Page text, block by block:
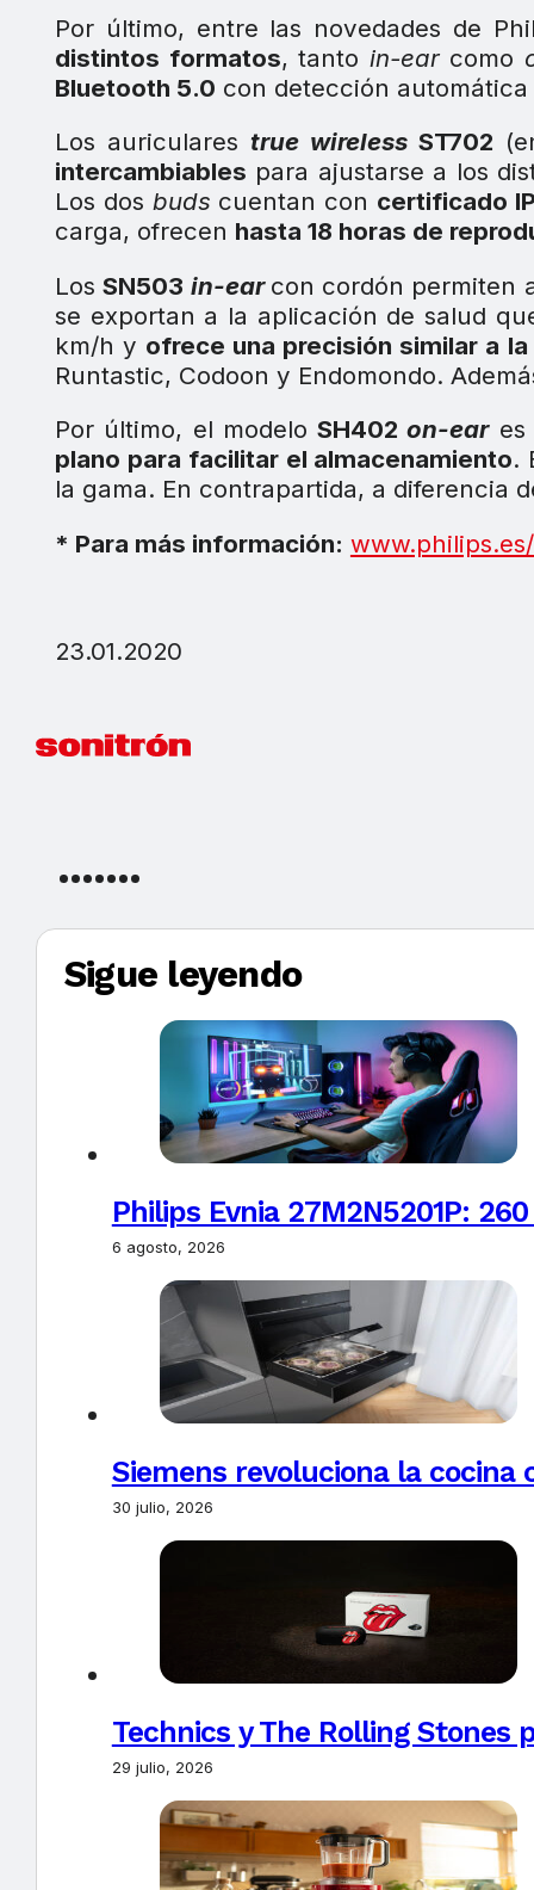
Por último, entre las novedades de
distintos formatos, tanto in-earcomo
Bluetooth 5.0 con detección
Los auriculares true wirelessST702
intercambiables para ajustarse a los
Los dos buds cuentan con certificado
carga, ofrecen hasta 18 horas de
LosSN503 in-ear con cordón permiten
se exportan a la aplicación de salud
km/h y ofrece una precisión similar a
Runtastic, Codoon y Endomondo.
Por último, el modelo SH402on-eares
plano para facilitar el almacenamiento.
la gama. En contrapartida, a diferencia
* Para más información:
23.01.2020
Sigue leyendo
Philips Evnia 27M2N5201P:
6 agosto, 2026
Siemens revoluciona la
30 julio, 2026
Technics y The Rolling Stones
29 julio, 2026